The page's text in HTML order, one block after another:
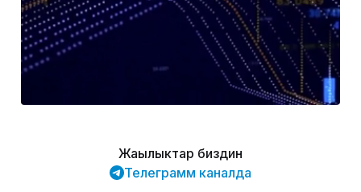
Жаңылыктар биздин
Телеграмм каналда